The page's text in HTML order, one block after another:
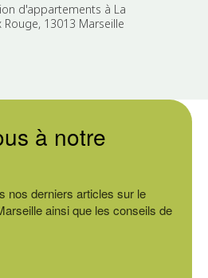
d'appartements à La
Rouge, 13013 Marseille
à notre
nos derniers articles sur le
ainsi que les conseils de